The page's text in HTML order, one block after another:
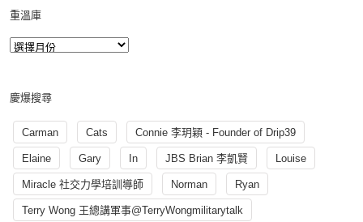
重溫庫
慶爆搜尋
Carman Cats Connie 李玥穎 - Founder of Drip39
Elaine Gary In JBS Brian 李凱賢 Louise
Miracle 社交力學培訓導師 Norman Ryan
Terry Wong 王總講軍事@TerryWongmilitarytalk